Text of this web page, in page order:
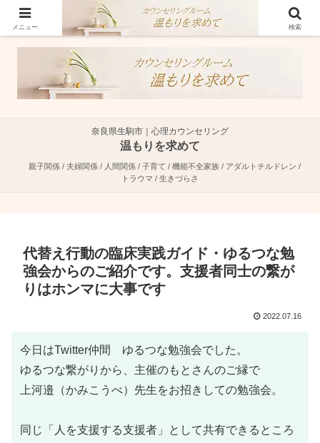
奈良県生駒市で親子関係・夫婦関係・人間関係に特化した心理カウンセラーで
す。
奈良県生駒市｜心理カウンセリング
温もりを求めて
親子関係 / 夫婦関係 / 人間関係 / 子育て / 機能不全家族 / アダルトチルドレン /
トラウマ / 生きづらさ
代替え行動の臨床実践ガイド・ゆるつな勉
強会からのご紹介です。支援者同士の繋が
りはホンマに大事です
2022.07.16
今日はTwitter仲間 ゆるつな勉強会でした。
ゆるつな繋がりから、主催のもとさんのご縁で
上河邉（かみこうべ）先生をお招きしての勉強会。
同じ「人を支援する支援者」として共有できるところ
メニュー 検索